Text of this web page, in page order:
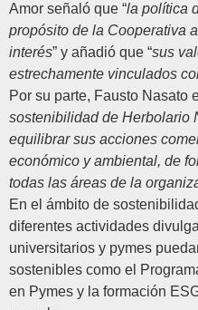
Amor señaló que “la política
propósito de la Cooperativa
interés” y añadió que “sus
estrechamente vinculados
Por su parte, Fausto Nasato
sostenibilidad de Herbolario
equilibrar sus acciones
económico y ambiental, de
todas las áreas de la
En el ámbito de
diferentes actividades
universitarios y pymes
sostenibles como el
en Pymes y la formación